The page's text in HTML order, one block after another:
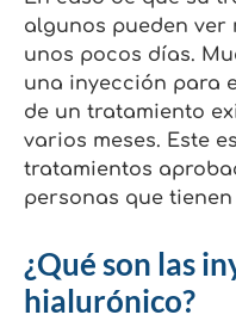
algunos pueden ver
unos pocos días.
una inyección para
de un tratamiento
varios meses. Este
tratamientos
personas que
¿Qué son las
hialurónico?